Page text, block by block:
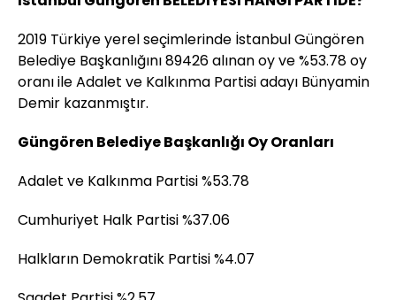
2019 Türkiye yerel seçimlerinde İstanbul Güngören
Belediye Başkanlığını 89426 alınan oy ve %53.78 oy
oranı ile Adalet ve Kalkınma Partisi adayı Bünyamin
Demir kazanmıştır.
Güngören Belediye Başkanlığı Oy Oranları
Adalet ve Kalkınma Partisi %53.78
Cumhuriyet Halk Partisi %37.06
Halkların Demokratik Partisi %4.07